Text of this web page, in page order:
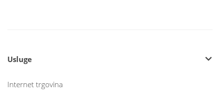
Usluge
Internet trgovina